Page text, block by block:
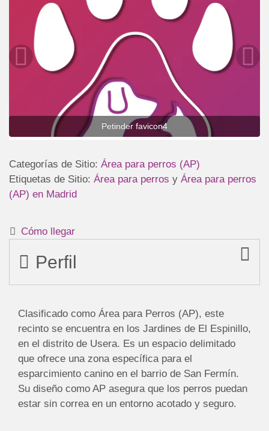
Petinder favicon4
Categorías de Sitio: Área para perros (AP)
Etiquetas de Sitio: Área para perros y Área para perros
(AP) en Madrid
Cómo llegar
Perfil
Clasificado como Área para Perros (AP), este
recinto se encuentra en los Jardines de El Espinillo,
en el distrito de Usera. Es un espacio delimitado
que ofrece una zona específica para el
esparcimiento canino en el barrio de San Fermín.
Su diseño como AP asegura que los perros puedan
estar sin correa en un entorno acotado y seguro.